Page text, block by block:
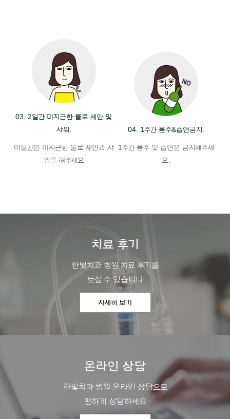
03. 2일간 미지근한 물로 세안 및
샤워.
이틀간은 미지근한 물로 세안과 샤
워를 해주세요
04. 1주간 음주&흡연금지.
1주간 음주 및 흡연은 금지해주세
요.
치료 후기
한빛치과 병원 치료 후기를
보실 수 있습니다
자세히 보기
온라인 상담
한빛치과 병원 온라인 상담으로
편하게 상담하세요